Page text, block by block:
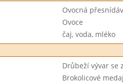
Ovocná
Ovoce
čaj, voda, mléko
Drůbeží vývar se
Brokolicové